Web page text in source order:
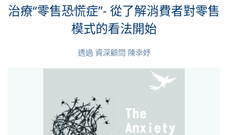
治療“零售恐慌症”- 從了解消費者對零售
模式的看法開始
透過 資深顧問 陳幸妤